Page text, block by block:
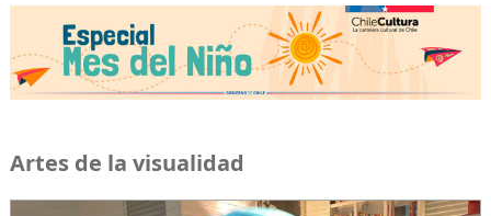
Artes de la visualidad